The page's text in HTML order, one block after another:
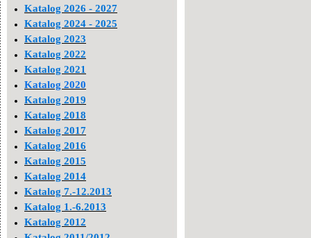
Katalog 2026 - 2027
Katalog 2024 - 2025
Katalog 2023
Katalog 2022
Katalog 2021
Katalog 2020
Katalog 2019
Katalog 2018
Katalog 2017
Katalog 2016
Katalog 2015
Katalog 2014
Katalog 7.-12.2013
Katalog 1.-6.2013
Katalog 2012